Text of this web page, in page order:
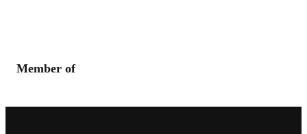
Member of